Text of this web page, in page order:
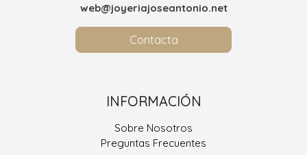
web@joyeriajoseantonio.net
Contacta
INFORMACIÓN
Sobre Nosotros
Preguntas Frecuentes